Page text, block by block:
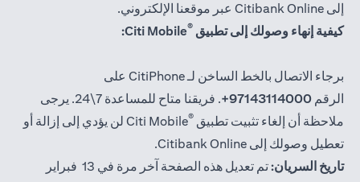
إلى Citibank Online عبر موقعنا الإلكتروني.
كيفية إنهاء وصولك إلى تطبيق ®
Citi Mobile:
برجاء الاتصال بالخط الساخن لـ CitiPhone على
الرقم 97143114000+
. فريقنا متاح للمساعدة 7\24. يرجى
ملاحظة أن إلغاء تثبيت تطبيق ®
Citi Mobile لن يؤدي إلى إزالة أو
تعطيل وصولك إلى Citibank Online.
تاريخ السريان:
تم تعديل هذه الصفحة آخر مرة في 13 فبراير